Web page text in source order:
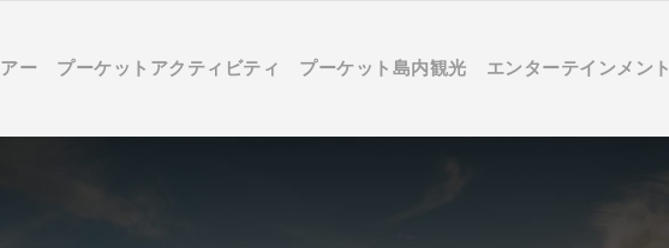
ー プーケットアクティビティ プーケット島内観光 エンターテインメント